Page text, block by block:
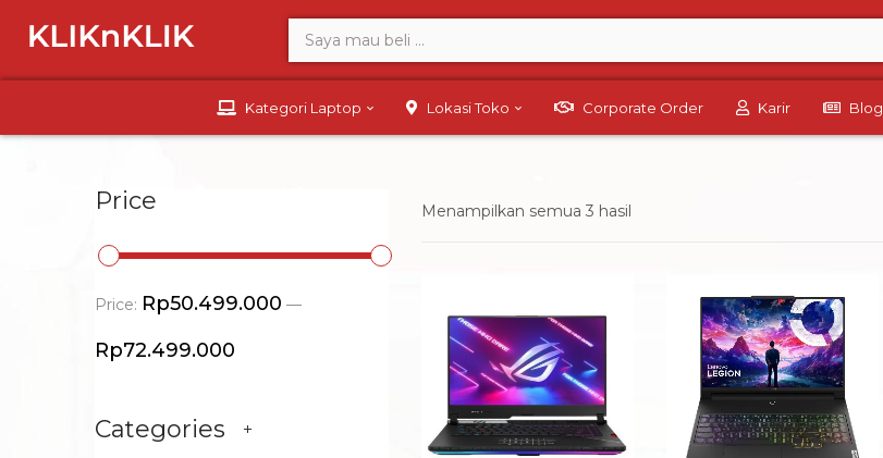
Kategori Laptop Lokasi Toko Corporate Order Karir Blog
Price
Price: Rp50.499.000 —
Rp72.499.000
Categories
Menampilkan semua 3 hasil